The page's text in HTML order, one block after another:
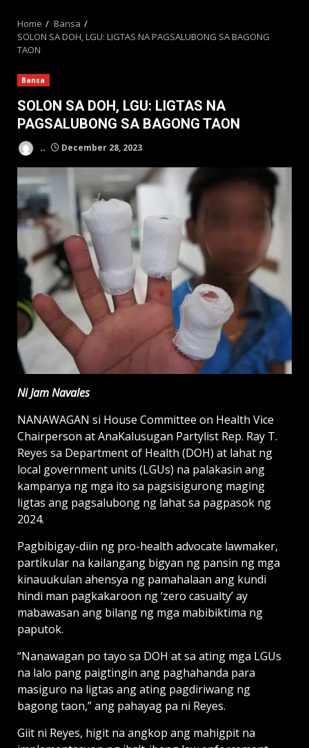
Home
Bansa
SOLON SA DOH, LGU: LIGTAS NA PAGSALUBONG SA BAGONG
TAON
Bansa
SOLON SA DOH, LGU: LIGTAS NA
PAGSALUBONG SA BAGONG TAON
.. December 28, 2023
Ni Jam Navales
NANAWAGAN si House Committee on Health Vice
Chairperson at AnaKalusugan Partylist Rep. Ray T.
Reyes sa Department of Health (DOH) at lahat ng
local government units (LGUs) na palakasin ang
kampanya ng mga ito sa pagsisigurong maging
ligtas ang pagsalubong ng lahat sa pagpasok ng
2024.
Pagbibigay-diin ng pro-health advocate lawmaker,
partikular na kailangang bigyan ng pansin ng mga
kinauukulan ahensya ng pamahalaan ang kundi
hindi man pagkakaroon ng ‘zero casualty’ ay
mabawasan ang bilang ng mga mabibiktima ng
paputok.
“Nanawagan po tayo sa DOH at sa ating mga LGUs
na lalo pang paigtingin ang paghahanda para
masiguro na ligtas ang ating pagdiriwang ng
bagong taon,” ang pahayag pa ni Reyes.
Giit ni Reyes, higit na angkop ang mahigpit na